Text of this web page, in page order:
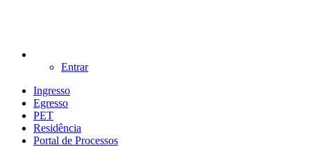
Entrar
Ingresso
Egresso
PET
Residência
Portal de Processos